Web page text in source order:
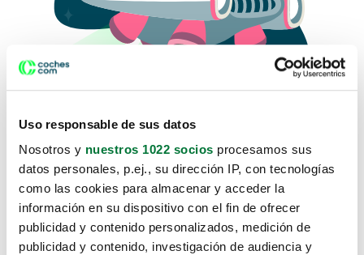
Uso responsable de sus datos
Nosotros y nuestros 1022 socios procesamos sus
datos personales, p.ej., su dirección IP, con tecnologías
como las cookies para almacenar y acceder la
información en su dispositivo con el fin de ofrecer
publicidad y contenido personalizados, medición de
publicidad y contenido, investigación de audiencia y
Lo sentimos, no sabemos como
te hemos traido hasta aquí.